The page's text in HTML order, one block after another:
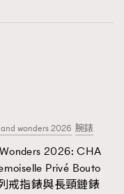
wonders 2026 腕錶
2026: CHA
Privé Bouto
戒指錶與長頸鏈錶